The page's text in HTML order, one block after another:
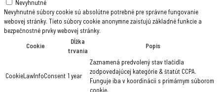
Nevyhnutné
Nevyhnutné súbory cookie sú absolútne potrebné pre správne fungovanie
webovej stránky. Tieto súbory cookie anonymne zaisťujú základné funkcie a
bezpečnostné prvky webovej stránky.
Cookie
Dĺžka
trvania
Popis
CookieLawInfoConsent 1 year
Zaznamená predvolený stav tlačidla
zodpovedajúcej kategórie & štatút CCPA.
Funguje iba v koordinácii s primárnym súborom
cookie.